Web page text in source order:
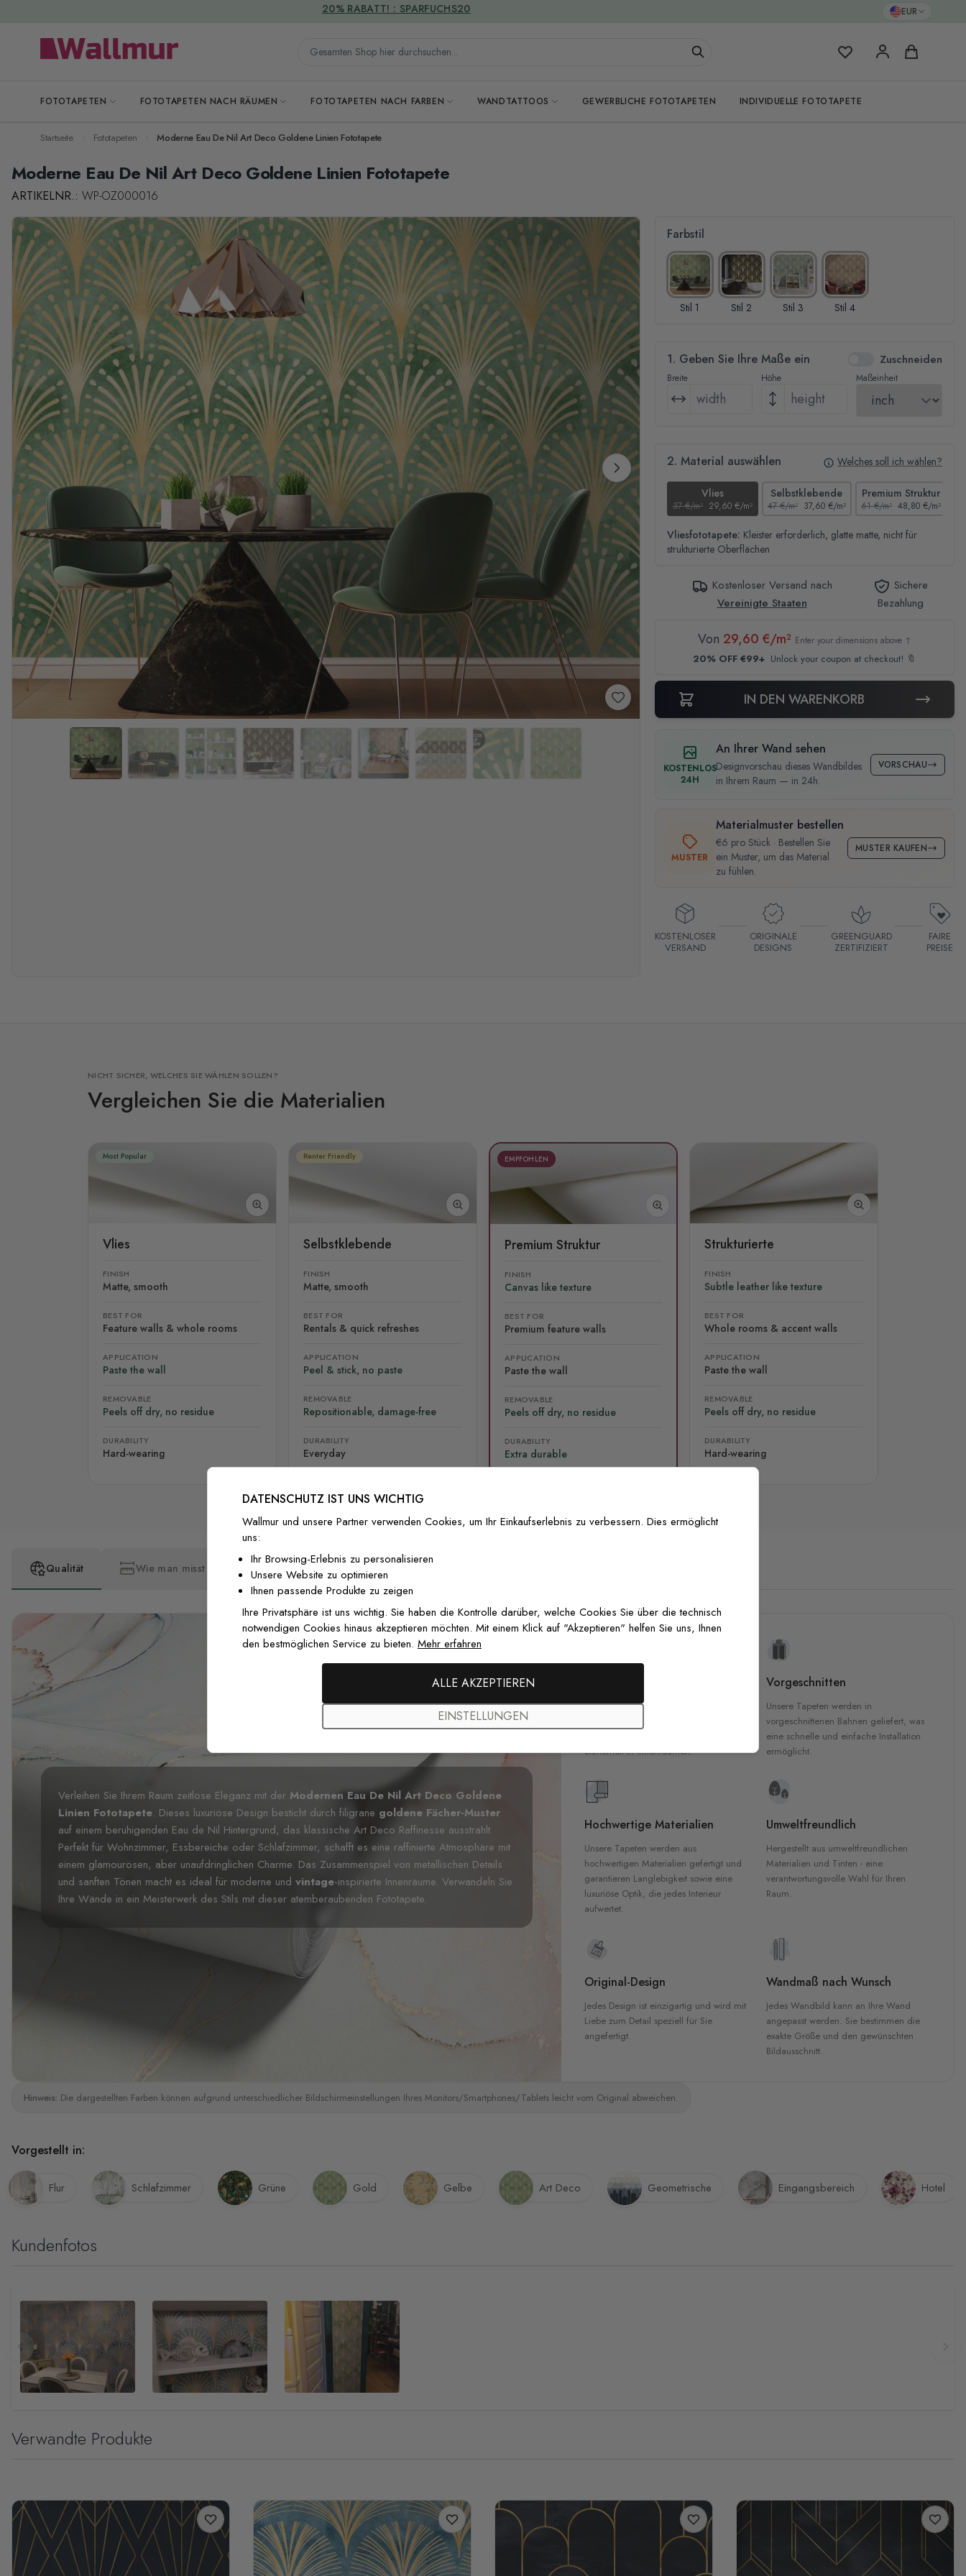
EUR
Gesamten Shop hier durchsuchen... Meine FavoritenWarenkorb
FOTOTAPETEN FOTOTAPETEN NACH RÄUMEN FOTOTAPETEN NACH FARBEN WANDTATTOOS GEWERBLICHE FOTOTAPETEN INDIVIDUELLE FOTOTAPETE
VERSANDKOSTENFREI
Startseite Fototapeten Moderne Eau De Nil Art Deco Goldene Linien Fototapete
Moderne Eau De Nil Art Deco Goldene Linien Fototapete
ARTIKELNR.: WP-OZ000016
Farbstil
Stil 1 Stil 2 Stil 3 Stil 4
1. Geben Sie Ihre Maße ein Zuschneiden
Breite Höhe Maßeinheit
2. Material auswählen Welches soll ich wählen?
Vlies
37 €/m² 29,60 €/m²
Selbstklebende
47 €/m² 37,60 €/m²
Premium Struktur
61 €/m² 48,80 €/m²
Vliesfototapete: Kleister erforderlich, glatte matte, nicht für
strukturierte Oberflächen
Kostenloser Versand nach
Vereinigte Staaten
Sichere
Bezahlung
Von 29,60 €/m² Enter your dimensions above ↑
20% OFF €99+ Unlock your coupon at checkout! 🔖
IN DEN WARENKORB
KOSTENLOS
24H
An Ihrer Wand sehen
Designvorschau dieses Wandbildes
in Ihrem Raum — in 24h.
VORSCHAU
MUSTER
Materialmuster bestellen
€6 pro Stück · Bestellen Sie
ein Muster, um das Material
zu fühlen.
MUSTER KAUFEN
KOSTENLOSER
VERSAND
ORIGINALE
DESIGNS
GREENGUARD
ZERTIFIZIERT
FAIRE
PREISE
NICHT SICHER, WELCHES SIE WÄHLEN SOLLEN?
Vergleichen Sie die Materialien
Most Popular
Vlies
FINISH
Matte, smooth
BEST FOR
Feature walls & whole rooms
APPLICATION
Paste the wall
REMOVABLE
Peels off dry, no residue
DURABILITY
Hard-wearing
Renter Friendly
Selbstklebende
FINISH
Matte, smooth
BEST FOR
Rentals & quick refreshes
APPLICATION
Peel & stick, no paste
REMOVABLE
Repositionable, damage-free
DURABILITY
Everyday
EMPFOHLEN
Premium Struktur
FINISH
Canvas like texture
BEST FOR
Premium feature walls
APPLICATION
Paste the wall
REMOVABLE
Peels off dry, no residue
DURABILITY
Extra durable
Strukturierte
FINISH
Subtle leather like texture
BEST FOR
Whole rooms & accent walls
APPLICATION
Paste the wall
REMOVABLE
Peels off dry, no residue
DURABILITY
Hard-wearing
Qualität Wie man misst Wie man installiert
Verleihen Sie Ihrem Raum zeitlose Eleganz mit der Modernen Eau De Nil Art Deco Goldene
Linien Fototapete. Dieses luxuriöse Design besticht durch filigrane goldene Fächer-Muster
auf einem beruhigenden Eau de Nil Hintergrund, das klassische Art Deco Raffinesse ausstrahlt.
Perfekt für Wohnzimmer, Essbereiche oder Schlafzimmer, schafft es eine raffinierte Atmosphäre mit
einem glamourösen, aber unaufdringlichen Charme. Das Zusammenspiel von metallischen Details
und sanften Tönen macht es ideal für moderne und vintage-inspirierte Innenräume. Verwandeln Sie
Ihre Wände in ein Meisterwerk des Stils mit dieser atemberaubenden Fototapete.
Außergewöhnliche Druckqualität.
Sicherheit in Innenräumen.
Vorgeschnitten
Unsere Tapeten werden in
vorgeschnittenen Bahnen geliefert, was
eine schnelle und einfache Installation
ermöglicht.
Hochwertige Materialien
Unsere Tapeten werden aus
hochwertigen Materialien gefertigt und
garantieren Langlebigkeit sowie eine
luxuriöse Optik, die jedes Interieur
aufwertet.
Umweltfreundlich
Hergestellt aus umweltfreundlichen
Materialien und Tinten - eine
verantwortungsvolle Wahl für Ihren
Raum.
Original-Design
Jedes Design ist einzigartig und wird mit
Liebe zum Detail speziell für Sie
angefertigt.
Wandmaß nach Wunsch
Jedes Wandbild kann an Ihre Wand
angepasst werden. Sie bestimmen die
exakte Größe und den gewünschten
Bildausschnitt.
Hinweis: Die dargestellten Farben können aufgrund unterschiedlicher Bildschirmeinstellungen Ihres Monitors/Smartphones/Tablets leicht vom Original abweichen.
Vorgestellt in:
Flur Schlafzimmer Grüne Gold Gelbe Art Deco Geometrische Eingangsbereich Hotel
Kundenfotos
Verwandte Produkte
DATENSCHUTZ IST UNS WICHTIG
Wallmur und unsere Partner verwenden Cookies, um Ihr Einkaufserlebnis zu verbessern. Dies ermöglicht
uns:
Ihr Browsing-Erlebnis zu personalisieren
Unsere Website zu optimieren
Ihnen passende Produkte zu zeigen
Ihre Privatsphäre ist uns wichtig. Sie haben die Kontrolle darüber, welche Cookies Sie über die technisch
notwendigen Cookies hinaus akzeptieren möchten. Mit einem Klick auf "Akzeptieren" helfen Sie uns, Ihnen
den bestmöglichen Service zu bieten. Mehr erfahren
ALLE AKZEPTIEREN
EINSTELLUNGEN